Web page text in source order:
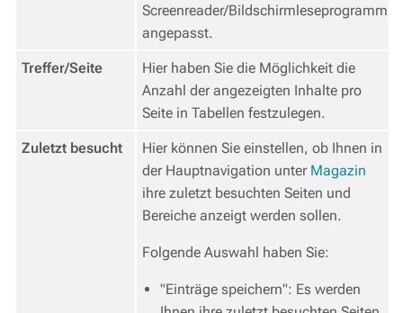
Screenreader/Bildschirmleseprogramm
angepasst.
Treffer/Seite
Hier haben Sie die Möglichkeit die
Anzahl der angezeigten Inhalte pro
Seite in Tabellen festzulegen.
Zuletzt besucht
Hier können Sie einstellen, ob Ihnen in
der Hauptnavigation unter Magazin
ihre zuletzt besuchten Seiten und
Bereiche anzeigt werden sollen.
Folgende Auswahl haben Sie:
"Einträge speichern": Es werden